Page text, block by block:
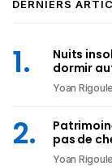
DERNIERS
Nuits
dormir
Yoan
pas de
Yoan